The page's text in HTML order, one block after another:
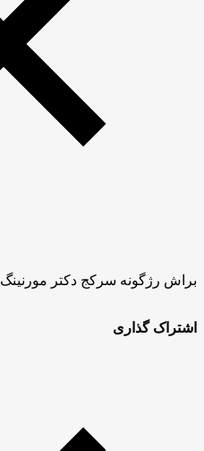
براش رژگونه سرکج دکتر مورنینگ
اشتراک گذاری